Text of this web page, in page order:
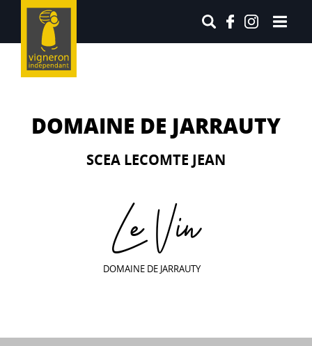
DOMAINE DE JARRAUTY
SCEA LECOMTE JEAN
Le Vin
DOMAINE DE JARRAUTY